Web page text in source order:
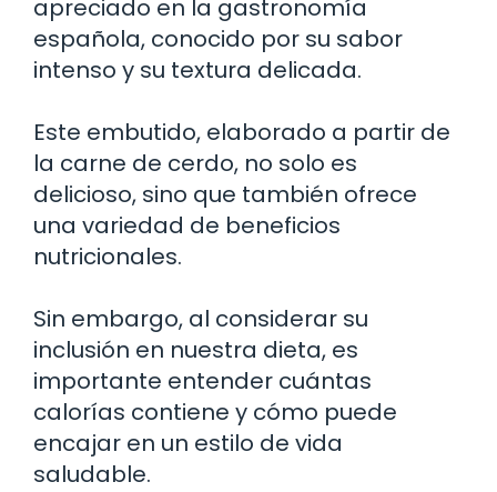
apreciado en la gastronomía
española, conocido por su sabor
intenso y su textura delicada.
Este embutido, elaborado a partir de
la carne de cerdo, no solo es
delicioso, sino que también ofrece
una variedad de beneficios
nutricionales.
Sin embargo, al considerar su
inclusión en nuestra dieta, es
importante entender cuántas
calorías contiene y cómo puede
encajar en un estilo de vida
saludable.